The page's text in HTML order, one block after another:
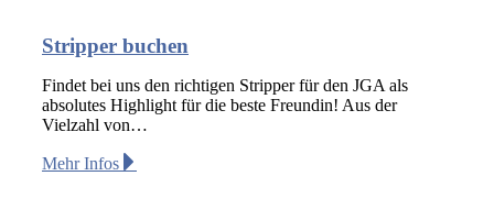
Stripper buchen
Findet bei uns den richtigen Stripper für den JGA als
absolutes Highlight für die beste Freundin! Aus der
Vielzahl von…
Mehr Infos